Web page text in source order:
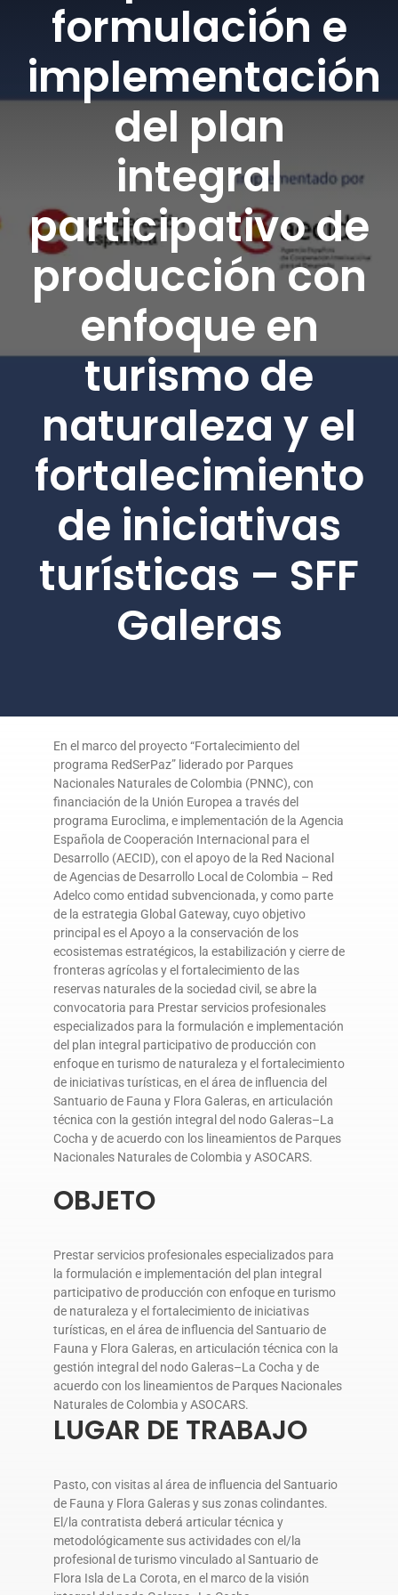
DONA AQUÍ
formulación e
implementación
del plan
integral
participativo de
producción con
enfoque en
turismo de
naturaleza y el
fortalecimiento
de iniciativas
turísticas – SFF
Galeras
En el marco del proyecto “Fortalecimiento del
programa RedSerPaz” liderado por Parques
Nacionales Naturales de Colombia (PNNC), con
financiación de la Unión Europea a través del
programa Euroclima, e implementación de la Agencia
Española de Cooperación Internacional para el
Desarrollo (AECID), con el apoyo de la Red Nacional
de Agencias de Desarrollo Local de Colombia – Red
Adelco como entidad subvencionada, y como parte
de la estrategia Global Gateway, cuyo objetivo
principal es el Apoyo a la conservación de los
ecosistemas estratégicos, la estabilización y cierre de
fronteras agrícolas y el fortalecimiento de las
reservas naturales de la sociedad civil, se abre la
convocatoria para Prestar servicios profesionales
especializados para la formulación e implementación
del plan integral participativo de producción con
enfoque en turismo de naturaleza y el fortalecimiento
de iniciativas turísticas, en el área de influencia del
Santuario de Fauna y Flora Galeras, en articulación
técnica con la gestión integral del nodo Galeras–La
Cocha y de acuerdo con los lineamientos de Parques
Nacionales Naturales de Colombia y ASOCARS.
OBJETO
Prestar servicios profesionales especializados para
la formulación e implementación del plan integral
participativo de producción con enfoque en turismo
de naturaleza y el fortalecimiento de iniciativas
turísticas, en el área de influencia del Santuario de
Fauna y Flora Galeras, en articulación técnica con la
gestión integral del nodo Galeras–La Cocha y de
acuerdo con los lineamientos de Parques Nacionales
Naturales de Colombia y ASOCARS.
LUGAR DE TRABAJO
Pasto, con visitas al área de influencia del Santuario
de Fauna y Flora Galeras y sus zonas colindantes.
El/la contratista deberá articular técnica y
metodológicamente sus actividades con el/la
profesional de turismo vinculado al Santuario de
Flora Isla de La Corota, en el marco de la visión